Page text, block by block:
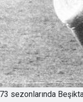
sezonlarında